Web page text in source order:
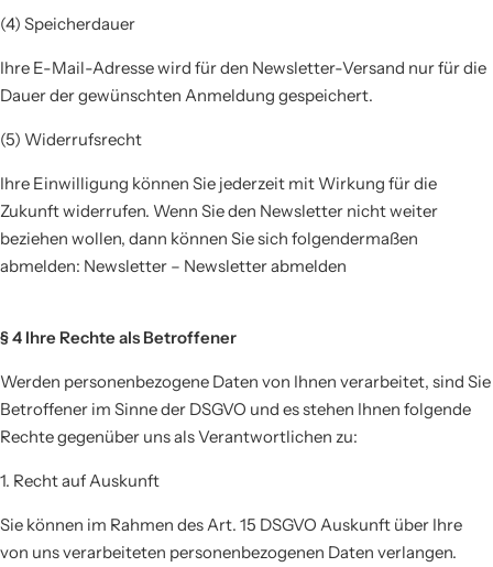
(4) Speicherdauer
Ihre E-Mail-Adresse wird für den Newsletter-Versand nur für die
Dauer der gewünschten Anmeldung gespeichert.
(5) Widerrufsrecht
Ihre Einwilligung können Sie jederzeit mit Wirkung für die
Zukunft widerrufen. Wenn Sie den Newsletter nicht weiter
beziehen wollen, dann können Sie sich folgendermaßen
abmelden: Newsletter – Newsletter abmelden
§ 4 Ihre Rechte als Betroffener
Werden personenbezogene Daten von Ihnen verarbeitet, sind Sie
Betroffener im Sinne der DSGVO und es stehen Ihnen folgende
Rechte gegenüber uns als Verantwortlichen zu:
1. Recht auf Auskunft
Sie können im Rahmen des Art. 15 DSGVO Auskunft über Ihre
von uns verarbeiteten personenbezogenen Daten verlangen.